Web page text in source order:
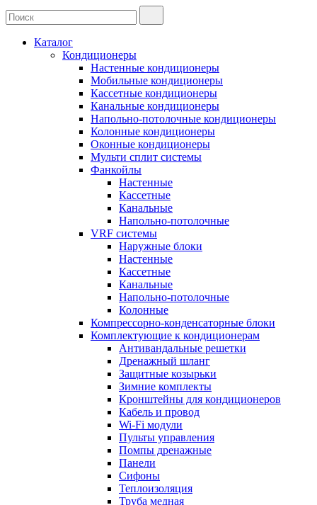
Каталог
Кондиционеры
Настенные кондиционеры
Мобильные кондиционеры
Кассетные кондиционеры
Канальные кондиционеры
Напольно-потолочные кондиционеры
Колонные кондиционеры
Оконные кондиционеры
Мульти сплит системы
Фанкойлы
Настенные
Кассетные
Канальные
Напольно-потолочные
VRF системы
Наружные блоки
Настенные
Кассетные
Канальные
Напольно-потолочные
Колонные
Компрессорно-конденсаторные блоки
Комплектующие к кондиционерам
Антивандальные решетки
Дренажный шланг
Защитные козырьки
Зимние комплекты
Кронштейны для кондиционеров
Кабель и провод
Wi-Fi модули
Пульты управления
Помпы дренажные
Панели
Сифоны
Теплоизоляция
Труба медная